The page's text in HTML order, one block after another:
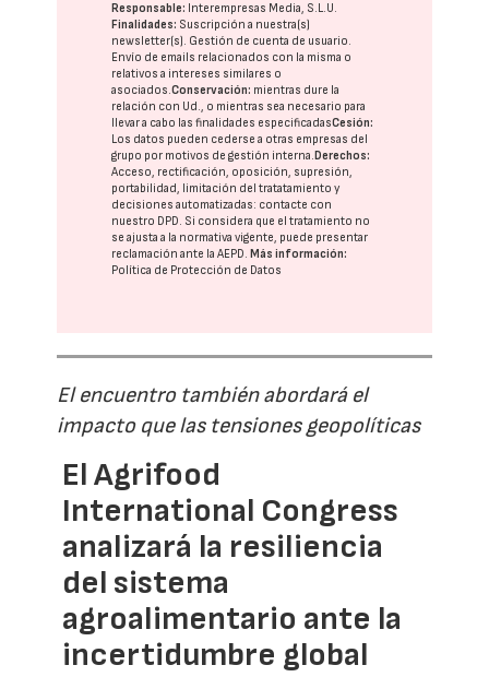
Responsable: Interempresas Media, S.L.U.
Finalidades: Suscripción a nuestra(s)
newsletter(s). Gestión de cuenta de usuario.
Envío de emails relacionados con la misma o
relativos a intereses similares o
asociados.Conservación: mientras dure la
relación con Ud., o mientras sea necesario para
llevar a cabo las finalidades especificadasCesión:
Los datos pueden cederse a otras empresas del
grupo por motivos de gestión interna. Derechos:
Acceso, rectificación, oposición, supresión,
portabilidad, limitación del tratatamiento y
decisiones automatizadas: contacte con
nuestro DPD. Si considera que el tratamiento no
se ajusta a la normativa vigente, puede presentar
reclamación ante laAEPD. Más información:
Política de Protección de Datos
El encuentro también abordará el
impacto que las tensiones geopolíticas
El Agrifood
International Congress
analizará la resiliencia
del sistema
agroalimentario ante la
incertidumbre global